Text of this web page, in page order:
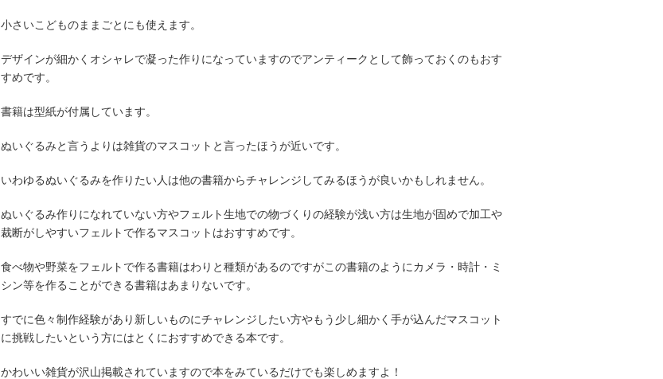
小さいこどものままごとにも使えます。
デザインが細かくオシャレで凝った作りになっていますのでアンティークとして飾っておくのもおす
すめです。
書籍は型紙が付属しています。
ぬいぐるみと言うよりは雑貨のマスコットと言ったほうが近いです。
いわゆるぬいぐるみを作りたい人は他の書籍からチャレンジしてみるほうが良いかもしれません。
ぬいぐるみ作りになれていない方やフェルト生地での物づくりの経験が浅い方は生地が固めで加工や
裁断がしやすいフェルトで作るマスコットはおすすめです。
食べ物や野菜をフェルトで作る書籍はわりと種類があるのですがこの書籍のようにカメラ・時計・ミ
シン等を作ることができる書籍はあまりないです。
すでに色々制作経験があり新しいものにチャレンジしたい方やもう少し細かく手が込んだマスコット
に挑戦したいという方にはとくにおすすめできる本です。
かわいい雑貨が沢山掲載されていますので本をみているだけでも楽しめますよ！